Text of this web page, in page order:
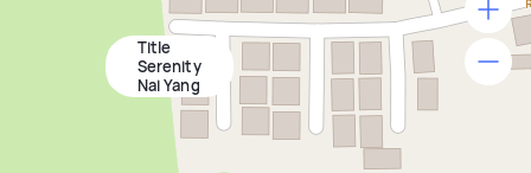
Title
Serenity
Nai Yang
500 м
1500 м